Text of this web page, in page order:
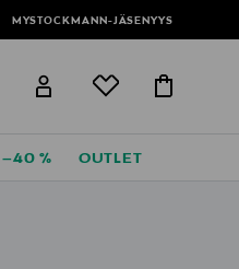
MYSTOCKMANN-JÄSENYYS
label.header.go
–40 % OUTLET